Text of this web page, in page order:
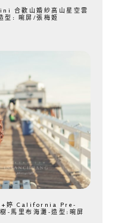
合歡山婚紗高山星空雲
型: 晼屏/張梅姬
+婷 California Pre-
-馬里布海灘-造型:晼屏